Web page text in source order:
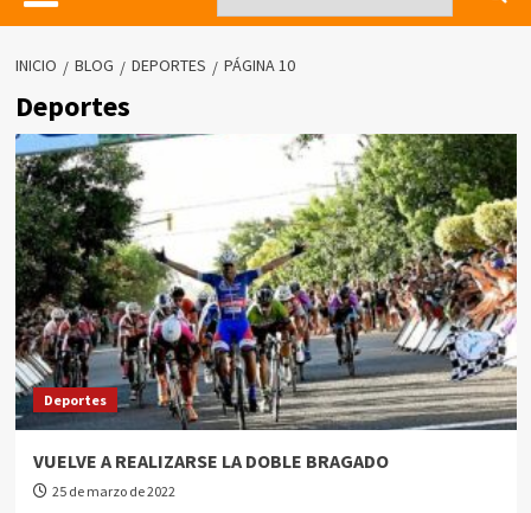
INICIO BLOG DEPORTES PÁGINA 10
Deportes
Deportes
VUELVE A REALIZARSE LA DOBLE BRAGADO
25 de marzo de 2022